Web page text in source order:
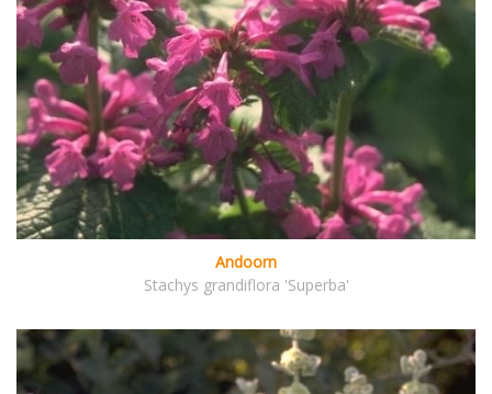
Andoorn
Stachys grandiflora 'Superba'